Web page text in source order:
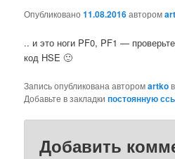
Опубликовано11.08.2016автором
.. и это ноги PF0, PF1 —
код HSE 🙂
Запись опубликована авторомartko
Добавьте в закладкипостоянную
Добавить